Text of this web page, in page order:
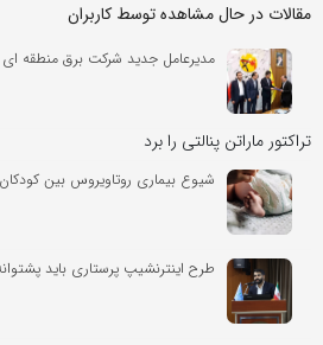
مقالات در حال مشاهده توسط کاربران
مدیرعامل جدید شرکت برق منطقه
تراکتور ماراتن پنالتی را برد
شیوع بیماری روتاویروس بین
طرح اینترنشیپ پرستاری باید